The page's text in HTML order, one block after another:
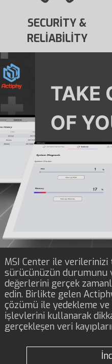
SECURITY &
RELIABILITY
TAKE
OF
MSI Center ile verilerinizi
sürücünüzün durumunu
değerlerini gerçek
edin. Birlikte gelen
çözümü ile yedekleme
işlevlerini kullanarak
gerçekleşen veri